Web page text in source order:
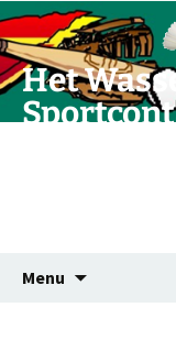
Ga
naar
de
inhoud
Het
Menu